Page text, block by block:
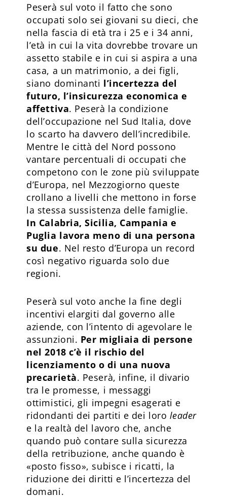
Peserà sul voto il fatto che sono
occupati solo sei giovani su dieci, che
nella fascia di età tra i 25 e i 34 anni,
l’età in cui la vita dovrebbe trovare un
assetto stabile e in cui si aspira a una
casa, a un matrimonio, a dei figli,
siano dominanti l’incertezza del
futuro, l’insicurezza economica e
affettiva. Peserà la condizione
dell’occupazione nel Sud Italia, dove
lo scarto ha davvero dell’incredibile.
Mentre le città del Nord possono
vantare percentuali di occupati che
competono con le zone più sviluppate
d’Europa, nel Mezzogiorno queste
crollano a livelli che mettono in forse
la stessa sussistenza delle famiglie.
In Calabria, Sicilia, Campania e
Puglia lavora meno di una persona
su due. Nel resto d’Europa un record
così negativo riguarda solo due
regioni.
Peserà sul voto anche la fine degli
incentivi elargiti dal governo alle
aziende, con l’intento di agevolare le
assunzioni. Per migliaia di persone
nel 2018 c’è il rischio del
licenziamento o di una nuova
precarietà. Peserà, infine, il divario
tra le promesse, i messaggi
ottimistici, gli impegni esagerati e
ridondanti dei partiti e dei loro leader
e la realtà del lavoro che, anche
quando può contare sulla sicurezza
della retribuzione, anche quando è
«posto fisso», subisce i ricatti, la
riduzione dei diritti e l’incertezza del
domani.